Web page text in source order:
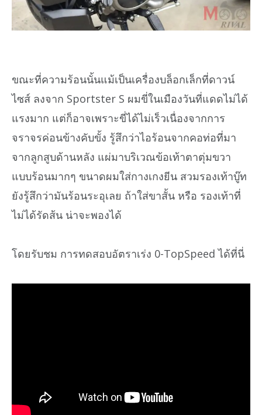
ขณะที่ความร้อนนั้นแม้เป็นเครื่องบล็อกเล็กที่ดาวน์
ไซส์ ลงจาก Sportster S ผมขี่ในเมืองวันที่แดดไม่ได้
แรงมาก แต่ก็อาจเพราะขี่ได้ไม่เร็วเนื่องจากการ
จราจรค่อนข้างคับขั้ง รู้สึกว่าไอร้อนจากคอท่อที่มา
จากลูกสูบด้านหลัง แผ่มาบริเวณข้อเท้าตาตุ่มขวา
แบบร้อนมากๆ ขนาดผมใส่กางเกงยีน สวมรองเท้าบู๊ท
ยังรู้สึกว่ามันร้อนระอุเลย ถ้าใส่ขาสั้น หรือ รองเท้าที่
ไม่ได้รัดส้น น่าจะพองได้
โดยรับชม การทดสอบอัตราเร่ง 0-TopSpeed ได้ที่นี่